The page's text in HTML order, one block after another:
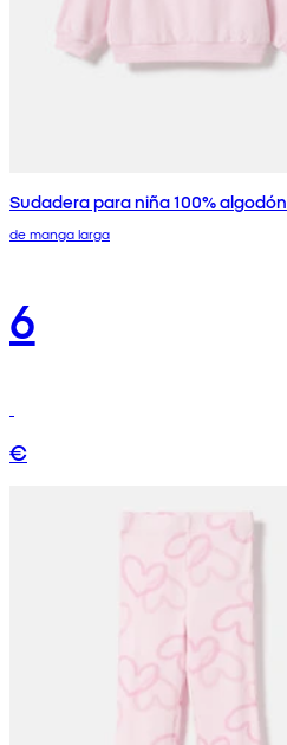
Sudadera para niña 100% algodón
de manga larga
6
€